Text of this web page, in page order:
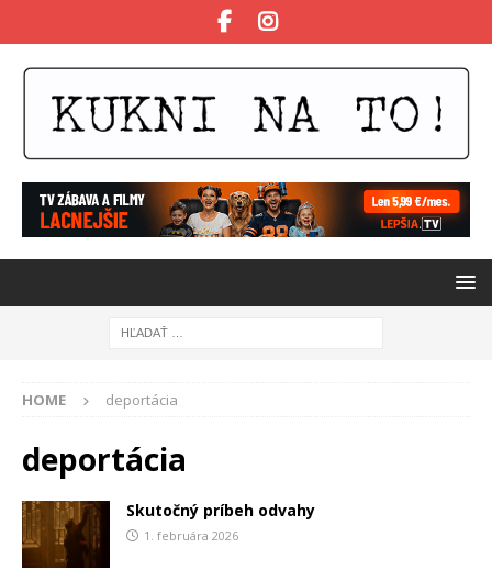
HOME deportácia
deportácia
Skutočný príbeh odvahy
1. februára 2026